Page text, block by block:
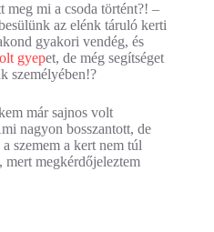
meg mi a csoda történt?! –
az elénk táruló kerti
gyakori vendég, és
gyepet, de még segítséget
személyében!?
már sajnos volt
nagyon bosszantott, de
szemem a kert nem túl
mert megkérdőjeleztem